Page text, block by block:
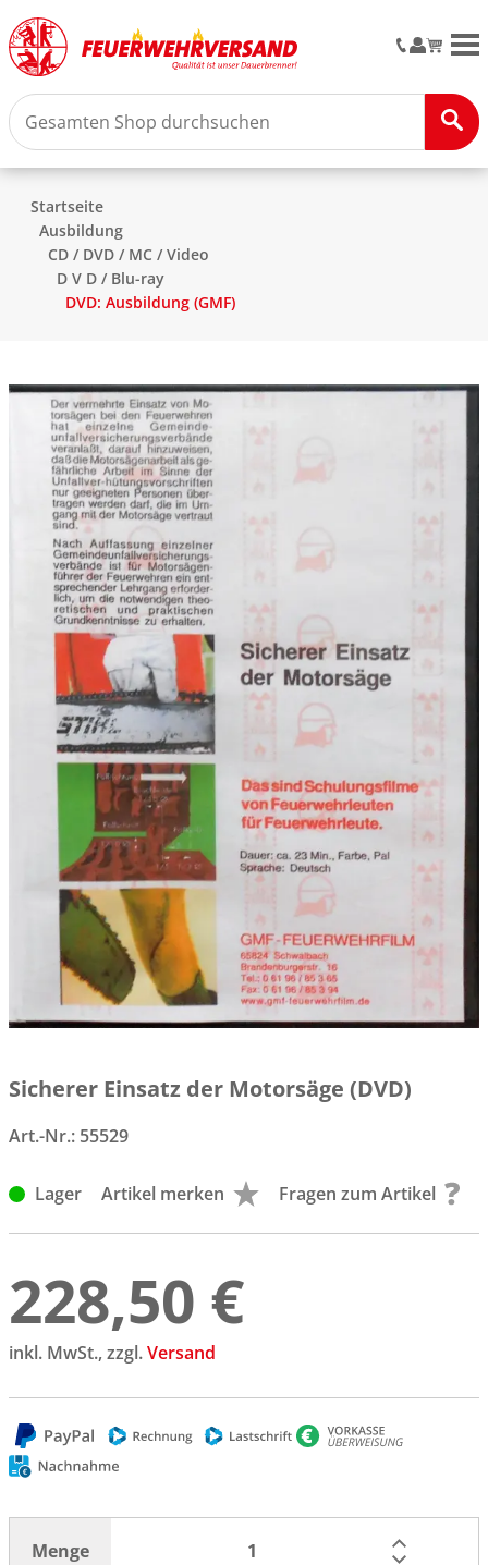
Startseite
Ausbildung
CD / DVD / MC / Video
D V D / Blu-ray
DVD: Ausbildung (GMF)
Sicherer Einsatz der Motorsäge (DVD)
Art.-Nr.: 55529
Lager Artikel merken Fragen zum Artikel
228,50 €
inkl. MwSt., zzgl.Versand
Menge